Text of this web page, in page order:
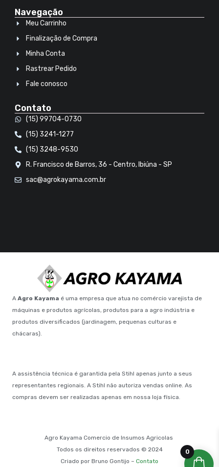
Navegação
Meu Carrinho
Finalização de Compra
Minha Conta
Rastrear Pedido
Fale conosco
Contato
(15) 99704-0730
(15) 3241-1277
(15) 3248-9530
R. Francisco de Barros, 36 - Centro, Ibiúna - SP
sac@agrokayama.com.br
A Agro Kayama é uma empresa que atua no comércio varejista de
máquinas e produtos agrícolas, produtos para a agro indústria e
produtos diversificados (jardinagem, pequenas culturas e
chácaras).
A assistência técnica é garantida pela Stihl apenas junto a seus
representantes regionais. A Stihl não autoriza vendas online. As
compras devem ser realizadas apenas em nossa loja física.
Agro Kayama Comercio de Insumos Agricolas
Todos os direitos reservados © 2024
Criado por Bruno Gontijo – Contato
0